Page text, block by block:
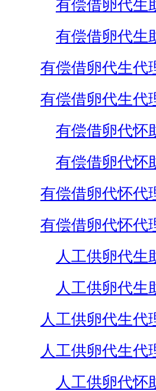
有偿借卵代生
有偿借卵代生
有偿借卵代生代
有偿借卵代生代
有偿借卵代怀
有偿借卵代怀
有偿借卵代怀代
有偿借卵代怀代
人工供卵代生
人工供卵代生
人工供卵代生代
人工供卵代生代
人工供卵代怀